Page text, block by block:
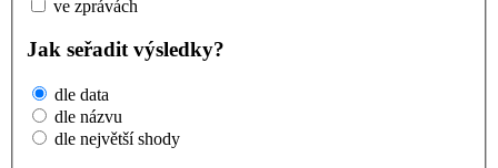
ve zprávách
Jak seřadit výsledky?
dle data
dle názvu
dle největší shody